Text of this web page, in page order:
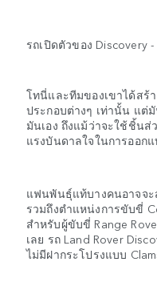
รถเปิดตัวของ Discovery
โทนี่และทีมของเขาได้สร้
ประกอบต่างๆ เท่านั้น แต่
มันเอง ถึงแม้ว่าจะใช้ชิ้นส่
แรงบันดาลใจในการออก
แฟนพันธุ์แท้บางคนอาจจะ
รวมถึงตำแหน่งการขับขี่
สำหรับผู้ขับขี่ Range
เลย รถ Land Rover
ไม่มีฝากระโปรงแบบ